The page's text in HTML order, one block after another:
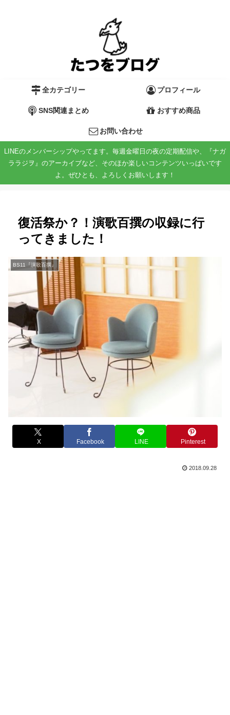
全カテゴリー プロフィール
SNS関連まとめ おすすめ商品
お問い合わせ
LINEのメンバーシップやってます。毎週金曜日の夜の定期配信や、『ナガ
ララジヲ』のアーカイブなど、そのほか楽しいコンテンツいっぱいです
よ。ぜひとも、よろしくお願いします！
復活祭か？！演歌百撰の収録に行
ってきました！
BS11『演歌百撰』
X Facebook LINE Pinterest
2018.09.28